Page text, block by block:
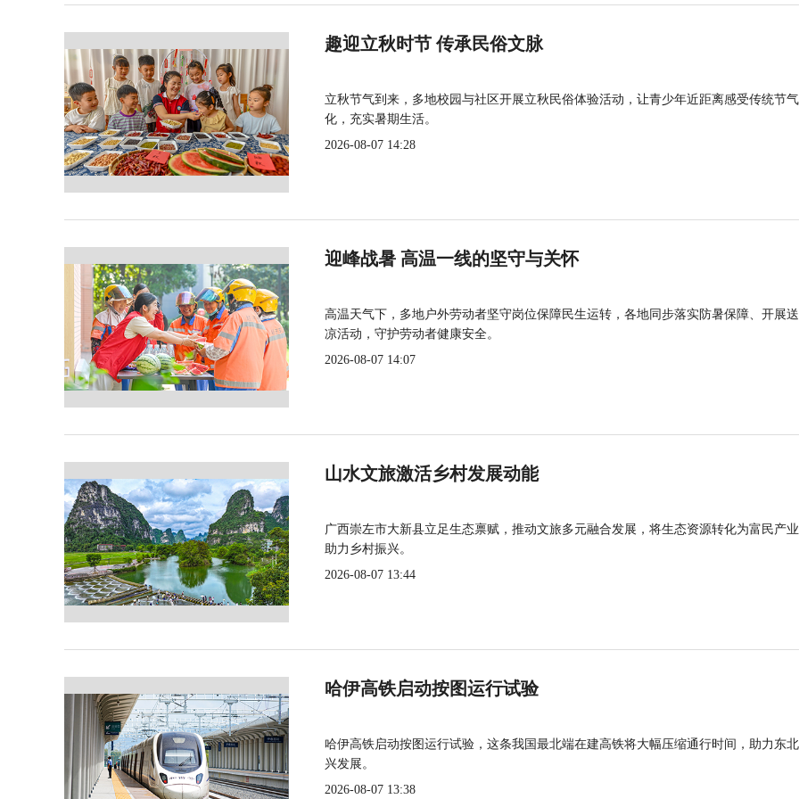
趣迎立秋时节 传承民俗文脉
立秋节气到来，多地校园与社区开展立秋民俗体验活动，让青少年近距离感受传统节
化，充实暑期生活。
2026-08-07 14:28
迎峰战暑 高温一线的坚守与关怀
高温天气下，多地户外劳动者坚守岗位保障民生运转，各地同步落实防暑保障、开展
凉活动，守护劳动者健康安全。
2026-08-07 14:07
山水文旅激活乡村发展动能
广西崇左市大新县立足生态禀赋，推动文旅多元融合发展，将生态资源转化为富民产
助力乡村振兴。
2026-08-07 13:44
哈伊高铁启动按图运行试验
哈伊高铁启动按图运行试验，这条我国最北端在建高铁将大幅压缩通行时间，助力东
兴发展。
2026-08-07 13:38